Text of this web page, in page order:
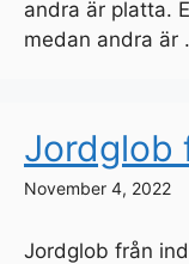
andra är platta.
medan andra är
Jordglob
November 4, 2022
Jordglob från